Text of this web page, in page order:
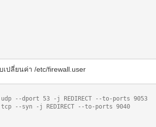
ปลี่ยนค่า /etc/firewall.user